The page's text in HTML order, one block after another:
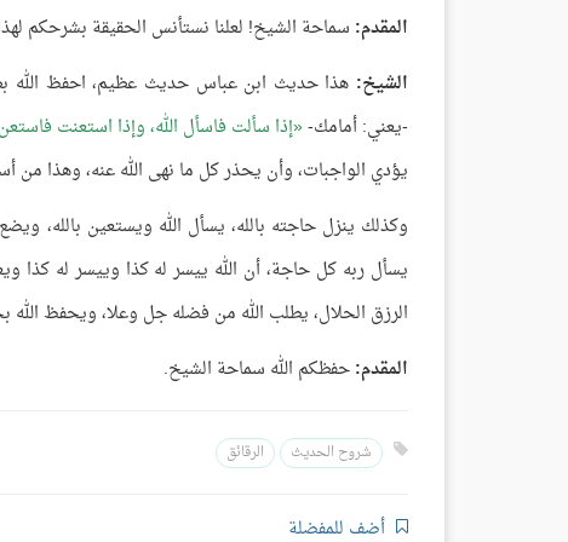
المقدم: سماحة الشيخ! لعلنا نستأنس الحقيقة بشرحكم
الشيخ: هذا حديث ابن عباس حديث عظيم، احفظ الله
-يعني: أمامك- إذا سألت فاسأل الله، وإذا استعنت فاستعن
يؤدي الواجبات، وأن يحذر كل ما نهى الله عنه، وهذا من
وكذلك ينزل حاجته بالله، يسأل الله ويستعين بالله،
يسأل ربه كل حاجة، أن الله ييسر له كذا وييسر له كذا
الرزق الحلال، يطلب الله من فضله جل وعلا، ويحفظ
المقدم:حفظكم الله سماحة الشيخ.
شروح الحديث الرقائق
أضف للمفضلة